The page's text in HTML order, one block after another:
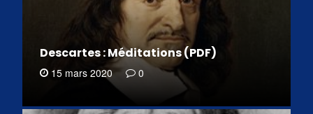
Descartes : Méditations (PDF)
15 mars 2020 0